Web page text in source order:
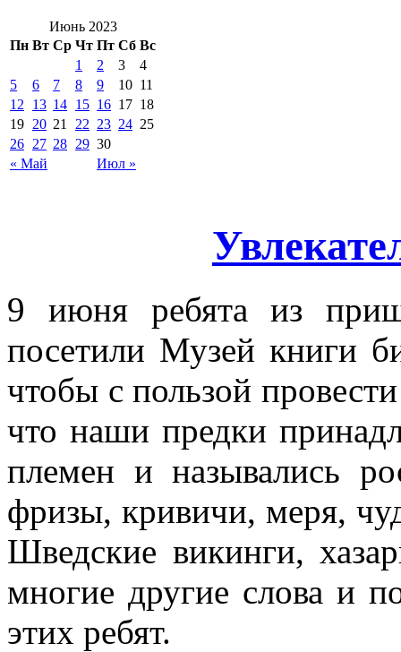
Июнь 2023
Пн Вт Ср Чт Пт Сб Вс
« Май Июл »
1 2 3
4
5
6 7 8 9 10 11
12
13 14 15 16 17 18
19 20 21 22 23 24 25
26 27 28 29 30
9 июня ребята из
посетили Музей книги
чтобы с пользой
что наши предки
племен и назывались
фризы, кривичи, меря,
Шведские викинги,
многие другие слова и
этих ребят.